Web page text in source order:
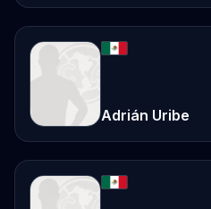
Adrián Uribe